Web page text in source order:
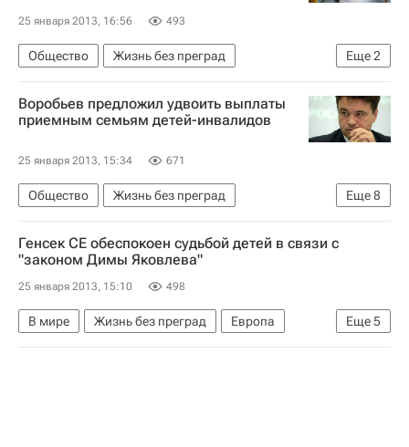
Благотворительный фонд "Старость в радость"
Сталинградская битва (1942-1943)
Яндекс
Россия
25 января 2013, 16:56 493
Еще2
Общество
Жизнь без преград
Павел Астахов
Детские вопросы
Воробьев предложил удвоить выплаты
приемным семьям детей-инвалидов
25 января 2013, 15:34 671
Еще8
Общество
Жизнь без преград
Московская область (Подмосковье)
Центральный ФО
Европа
Весь мир
Владимир Путин
Андрей Воробьев
Детские вопросы
Россия
Генсек СЕ обеспокоен судьбой детей в связи с
"законом Димы Яковлева"
25 января 2013, 15:10 498
Еще5
В мире Жизнь без преград
Европа
Весь мир
Турбьерн Ягланд
Совет Европы